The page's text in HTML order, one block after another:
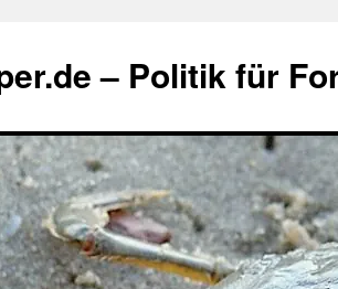
– Politik für